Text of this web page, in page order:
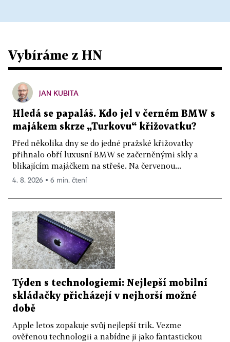
Vybíráme z HN
JAN KUBITA
Hledá se papaláš. Kdo jel v černém BMW s
majákem skrze „Turkovu“ křižovatku?
Před několika dny se do jedné pražské křižovatky
přihnalo obří luxusní BMW se začerněnými skly a
blikajícím majáčkem na střeše. Na červenou...
4. 8. 2026 ▪ 6 min. čtení
Týden s technologiemi: Nejlepší mobilní
skládačky přicházejí v nejhorší možné
době
Apple letos zopakuje svůj nejlepší trik. Vezme
ověřenou technologii a nabídne ji jako fantastickou